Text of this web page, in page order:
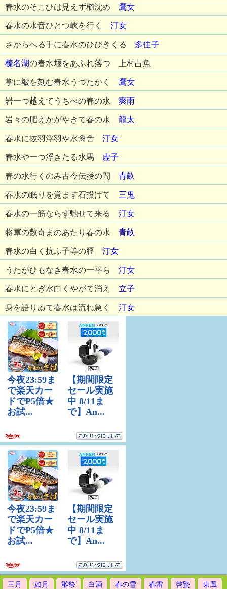
春水のそこひは見えず櫛沈め 鷹女
春水の水音ひとつ峡を行く 汀女
さからへる手に春水のひびきくる 多佳子
榛名湖の春水堰をあふれ落つ 上村占魚
掌に皺を刻む春水うづたかく 鷹女
岩一つ越えてうちべの春の水 爽雨
岩々の肥えかがやきて春の水 龍太
春水に抜羽浮羽や水禽舎 汀女
春水や一つ浮きたる水馬 虚子
春の水行くのみ古今伝授の間 青畝
春水の眠りを覚ます石投げて 三鬼
春水の一筋ならず馳せて来る 汀女
将軍の数奇まのあたり春の水 青畝
春水の白く抗ふ子等の脛 汀女
うたがひもなき春水の一平ら 汀女
春水にとぎ水白くやがて消え 立子
身を語りゐて春水は流れ急く 汀女
三月 如月 雛祭 白酒 春の雪 春雷 啓蟄 東風